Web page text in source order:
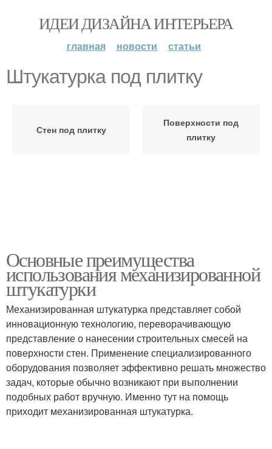
ИДЕИ ДИЗАЙНА ИНТЕРЬЕРА
главная новости статьи
Штукатурка под плитку
Стен под плитку
Поверхности под
плитку
Основные преимущества
использования механизированной
штукатурки
Механизированная штукатурка представляет собой
инновационную технологию, переворачивающую
представление о нанесении строительных смесей на
поверхности стен. Применение специализированного
оборудования позволяет эффективно решать множество
задач, которые обычно возникают при выполнении
подобных работ вручную. Именно тут на помощь
приходит механизированная штукатурка.